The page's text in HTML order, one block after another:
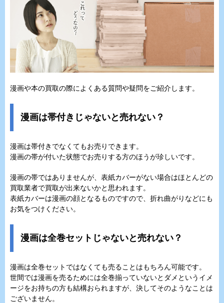
漫画や本の買取の際によくある質問や疑問をご紹介します。
漫画は帯付きじゃないと売れない？
漫画は帯付きでなくてもお売りできます。
漫画の帯が付いた状態でお売りする方のほうが珍しいです。
漫画の帯ではありませんが、表紙カバーがない場合はほとんどの
買取業者で買取が出来ないかと思われます。
表紙カバーは漫画の顔となるものですので、折れ曲がりなどにも
お気をつけください。
漫画は全巻セットじゃないと売れない？
漫画は全巻セットではなくても売ることはもちろん可能です。
世間では漫画を売るためには全巻揃っていないとダメというイメ
ージをお持ちの方も結構おられますが、決してそのようなことは
ございません。